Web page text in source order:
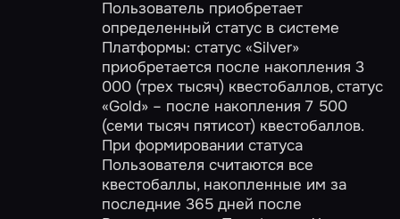
Пользователь приобретает
определенный статус в системе
Платформы: статус «Silver»
приобретается после накопления 3
000 (трех тысяч) квестобаллов, статус
«Gold» – после накопления 7 500
(семи тысяч пятисот) квестобаллов.
При формировании статуса
Пользователя считаются все
квестобаллы, накопленные им за
последние 365 дней после